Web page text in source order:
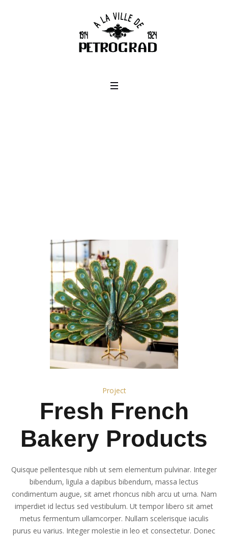
Project
Fresh French
Bakery Products
Quisque pellentesque nibh ut sem elementum pulvinar. Integer
bibendum, ligula a dapibus bibendum, massa lectus
condimentum augue, sit amet rhoncus nibh arcu ut urna. Nam
imperdiet id lectus sed vestibulum. Ut tempor libero sit amet
metus fermentum ullamcorper. Nullam scelerisque iaculis
purus eu varius. Integer molestie in leo et consectetur. Donec